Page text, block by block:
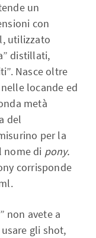
un
con
utilizzato
distillati,
Nasce oltre
locande ed
metà
del
per la
nome di pony.
corrisponde
non avete a
gli shot,